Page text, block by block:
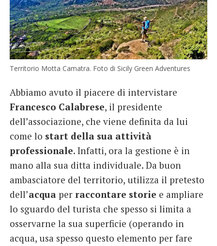
Territorio Motta Camatra. Foto di Sicily Green Adventures
Abbiamo avuto il piacere di intervistare
Francesco Calabrese, il presidente
dell’associazione, che viene definita da lui
come lo start della sua attività
professionale. Infatti, ora la gestione è in
mano alla sua ditta individuale. Da buon
ambasciatore del territorio, utilizza il pretesto
dell’acqua per raccontare storie e ampliare
lo sguardo del turista che spesso si limita a
osservarne la sua superficie (operando in
acqua, usa spesso questo elemento per fare